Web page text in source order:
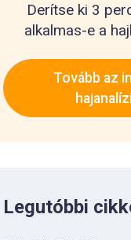
Derítse ki 3
alkalmas-e a
Tovább az
Legutóbbi